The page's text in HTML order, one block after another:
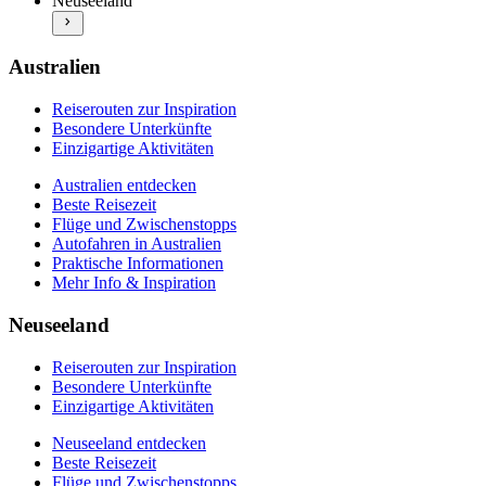
Mehr Info & Inspiration
Beste Reisezeit
Flüge und Zwischenstopps
Praktische Informationen
Australien
Reiserouten zur Inspiration
Besondere Unterkünfte
Einzigartige Aktivitäten
Australien entdecken
Beste Reisezeit
Flüge und Zwischenstopps
Autofahren in Australien
Praktische Informationen
Mehr Info & Inspiration
Neuseeland
Reiserouten zur Inspiration
Besondere Unterkünfte
Einzigartige Aktivitäten
Neuseeland entdecken
Beste Reisezeit
Flüge und Zwischenstopps